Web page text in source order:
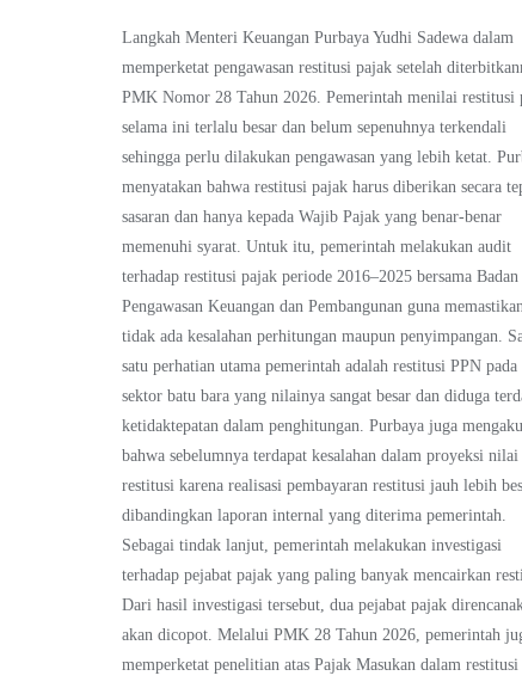
Langkah Menteri Keuangan Purbaya Yudhi Sadewa dalam
memperketat pengawasan restitusi pajak setelah
PMK Nomor 28 Tahun 2026. Pemerintah menilai restitusi
selama ini terlalu besar dan belum sepenuhnya terkendali
sehingga perlu dilakukan pengawasan yang lebih ketat.
menyatakan bahwa restitusi pajak harus diberikan secara
sasaran dan hanya kepada Wajib Pajak yang benar-benar
memenuhi syarat. Untuk itu, pemerintah melakukan audit
terhadap restitusi pajak periode 2016–2025 bersama Badan
Pengawasan Keuangan dan Pembangunan guna
tidak ada kesalahan perhitungan maupun penyimpangan.
satu perhatian utama pemerintah adalah restitusi PPN pada
sektor batu bara yang nilainya sangat besar dan diduga
ketidaktepatan dalam penghitungan. Purbaya juga
bahwa sebelumnya terdapat kesalahan dalam proyeksi nilai
restitusi karena realisasi pembayaran restitusi jauh lebih
dibandingkan laporan internal yang diterima pemerintah.
Sebagai tindak lanjut, pemerintah melakukan investigasi
terhadap pejabat pajak yang paling banyak mencairkan
Dari hasil investigasi tersebut, dua pejabat pajak
akan dicopot. Melalui PMK 28 Tahun 2026, pemerintah
memperketat penelitian atas Pajak Masukan dalam restitusi